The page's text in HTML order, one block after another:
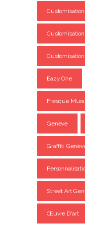
Eazy One
Fresque
Genève
Graffiti
Street Art
Œuvre D'art